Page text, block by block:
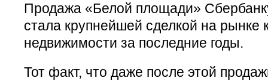
Продажа «Белой площади»
стала крупнейшей сделкой на рынке
недвижимости за последние годы.
Тот факт, что даже после этой